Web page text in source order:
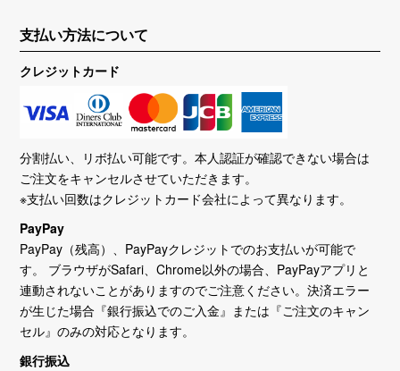
支払い方法について
クレジットカード
分割払い、リボ払い可能です。本人認証が確認できない場合は
ご注文をキャンセルさせていただきます。
※支払い回数はクレジットカード会社によって異なります。
PayPay
PayPay（残高）、PayPayクレジットでのお支払いが可能で
す。 ブラウザがSafari、Chrome以外の場合、PayPayアプリと
連動されないことがありますのでご注意ください。決済エラー
が生じた場合『銀行振込でのご入金』または『ご注文のキャン
セル』のみの対応となります。
銀行振込